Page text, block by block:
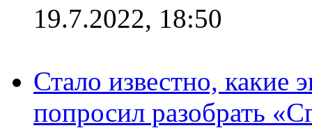
19.7.2022, 18:50
Стало известно, какие
попросил разобрать